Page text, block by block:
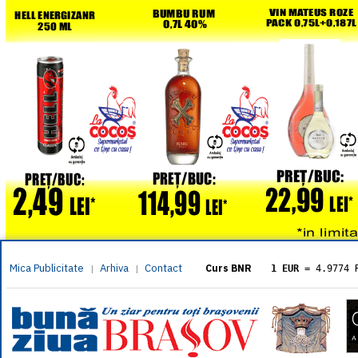
Mica Publicitate | Arhiva | Contact Curs BNR 1 EUR = 4.9774
= 5.8304
1 XAU= 464.4611
1 AED= 1.1933
1 AUD= 2.7957
1 BGN= 2.5449